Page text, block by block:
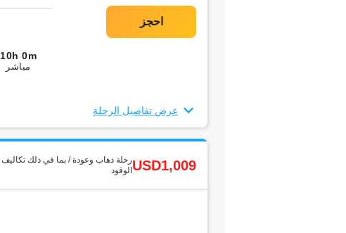
10h 0m
مباشر
عرض تفاصيل الرحلة
رحلة ذهاب وعودة / بما في ذلك تكاليف
الوقودUSD1,009